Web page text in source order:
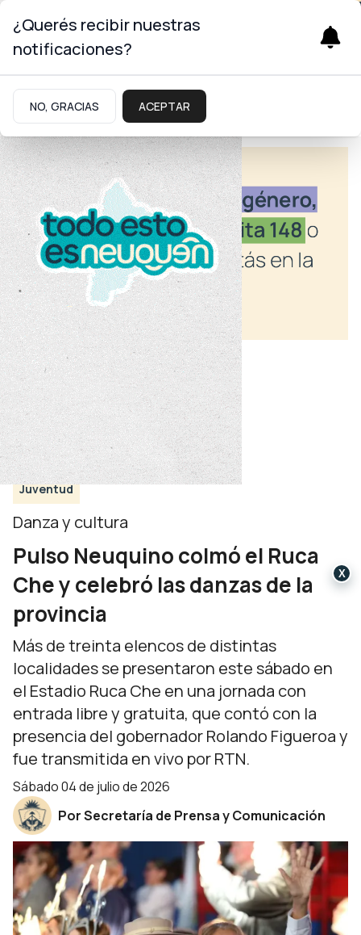
Juventud
Danza y cultura
Pulso Neuquino colmó el Ruca
Che y celebró las danzas de la
provincia
Más de treinta elencos de distintas
localidades se presentaron este sábado en
el Estadio Ruca Che en una jornada con
entrada libre y gratuita, que contó con la
presencia del gobernador Rolando Figueroa y
fue transmitida en vivo por RTN.
sábado 04 de julio de 2026
Por Secretaría de Prensa y Comunicación
¿Querés recibir nuestras
notificaciones?
NO, GRACIAS ACEPTAR
X